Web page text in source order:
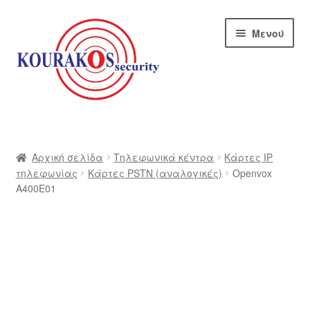
Απευθείας
μετάβαση
στην
πλοήγηση
Μετάβαση
περιεχόμενο
Μενού
Blog
Αποστολές
Αρχική σελίδα Τηλεφωνικά κέντρα
Κάρτες IP
τηλεφωνίας
Κάρτες PSTN (αναλογικές)
Openvox
A400E01